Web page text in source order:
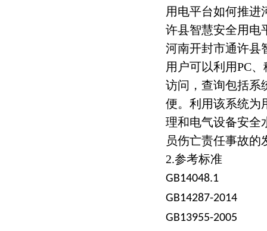
用电平台如何推进
许县智慧安全用电
河南开封市通许县
用户可以利用PC
访问，查询包括系
便。利用该系统为
理和电气设备安全
员伤亡责任事故的
2.参考标准
GB14048.1
GB14287-2014
GB13955-2005